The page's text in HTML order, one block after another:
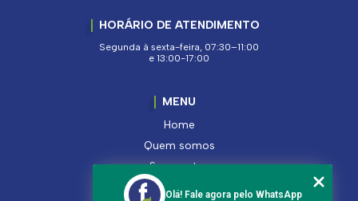
HORÁRIO DE ATENDIMENTO
Segunda à sexta-feira, 07:30–11:00
e 13:00-17:00
MENU
Home
Quem somos
Segmentos
Serviços
Olá! Fale agora pelo WhatsApp